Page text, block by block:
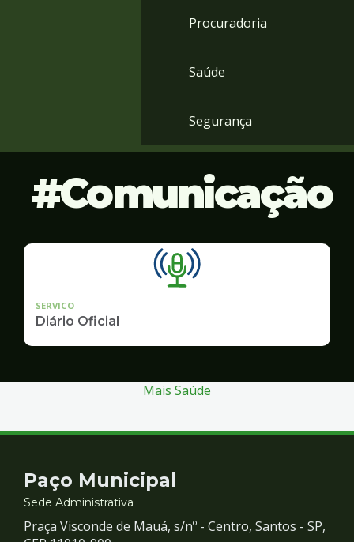
Procuradoria
Saúde
Segurança
Comunicação
SERVICO
Diário Oficial
Mais Saúde
Contato
e
Paço Municipal
Sede Administrativa
Praça Visconde de Mauá, s/nº - Centro, Santos - SP,